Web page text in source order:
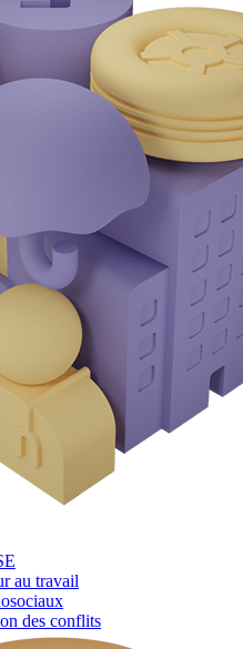
au travail
des conflits